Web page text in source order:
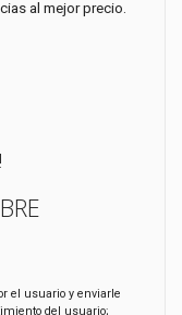
al mejor precio.
el usuario y enviarle
del usuario;